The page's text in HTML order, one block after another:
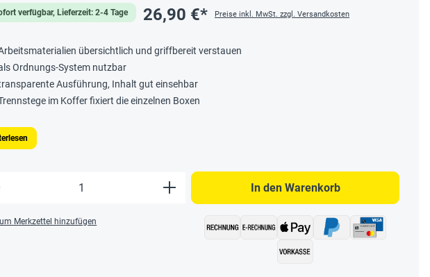
verfügbar, Lieferzeit: 2-4 Tage 26,90 €* Preise inkl. MwSt. zzgl. Versandkosten
übersichtlich und griffbereit verstauen
Ordnungs-System nutzbar
Ausführung, Inhalt gut einsehbar
im Koffer fixiert die einzelnen Boxen
Anzahl: Gib den gewünschten Wert ein oder
Merkzettel hinzufügen
In den Warenkorb